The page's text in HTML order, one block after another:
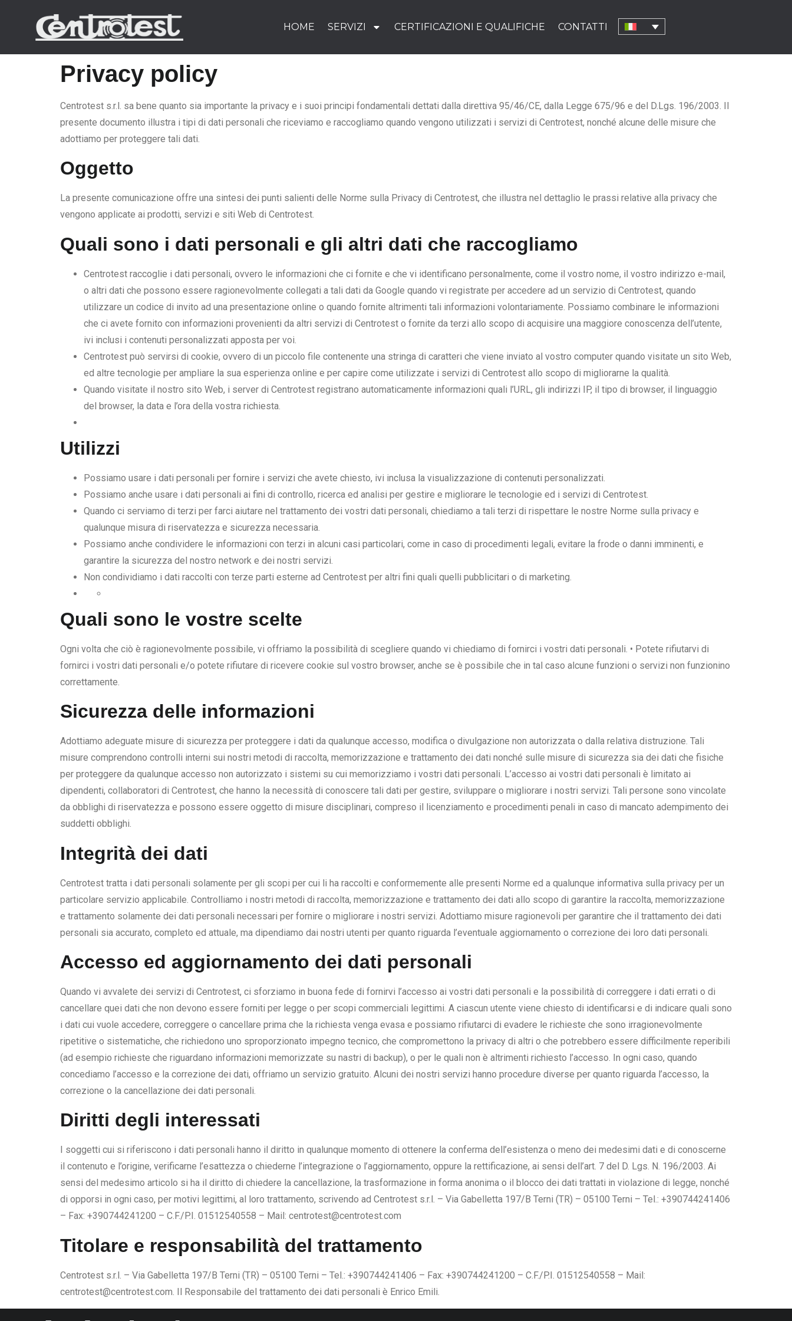
HOME SERVIZI CERTIFICAZIONI E QUALIFICHE CONTATTI
Privacy policy
Centrotest s.r.l. sa bene quanto sia importante la privacy e i suoi principi fondamentali dettati dalla direttiva 95/46/CE, dalla Legge 675/96 e del D.Lgs. 196/2003. Il
presente documento illustra i tipi di dati personali che riceviamo e raccogliamo quando vengono utilizzati i servizi di Centrotest, nonché alcune delle misure che
adottiamo per proteggere tali dati.
Oggetto
La presente comunicazione offre una sintesi dei punti salienti delle Norme sulla Privacy di Centrotest, che illustra nel dettaglio le prassi relative alla privacy che
vengono applicate ai prodotti, servizi e siti Web di Centrotest.
Quali sono i dati personali e gli altri dati che raccogliamo
Centrotest raccoglie i dati personali, ovvero le informazioni che ci fornite e che vi identificano personalmente, come il vostro nome, il vostro indirizzo e-mail,
o altri dati che possono essere ragionevolmente collegati a tali dati da Google quando vi registrate per accedere ad un servizio di Centrotest, quando
utilizzare un codice di invito ad una presentazione online o quando fornite altrimenti tali informazioni volontariamente. Possiamo combinare le informazioni
che ci avete fornito con informazioni provenienti da altri servizi di Centrotest o fornite da terzi allo scopo di acquisire una maggiore conoscenza dell’utente,
ivi inclusi i contenuti personalizzati apposta per voi.
Centrotest può servirsi di cookie, ovvero di un piccolo file contenente una stringa di caratteri che viene inviato al vostro computer quando visitate un sito Web,
ed altre tecnologie per ampliare la sua esperienza online e per capire come utilizzate i servizi di Centrotest allo scopo di migliorarne la qualità.
Quando visitate il nostro sito Web, i server di Centrotest registrano automaticamente informazioni quali l’URL, gli indirizzi IP, il tipo di browser, il linguaggio
del browser, la data e l’ora della vostra richiesta.
Utilizzi
Possiamo usare i dati personali per fornire i servizi che avete chiesto, ivi inclusa la visualizzazione di contenuti personalizzati.
Possiamo anche usare i dati personali ai fini di controllo, ricerca ed analisi per gestire e migliorare le tecnologie ed i servizi di Centrotest.
Quando ci serviamo di terzi per farci aiutare nel trattamento dei vostri dati personali, chiediamo a tali terzi di rispettare le nostre Norme sulla privacy e
qualunque misura di riservatezza e sicurezza necessaria.
Possiamo anche condividere le informazioni con terzi in alcuni casi particolari, come in caso di procedimenti legali, evitare la frode o danni imminenti, e
garantire la sicurezza del nostro network e dei nostri servizi.
Non condividiamo i dati raccolti con terze parti esterne ad Centrotest per altri fini quali quelli pubblicitari o di marketing.
Quali sono le vostre scelte
Ogni volta che ciò è ragionevolmente possibile, vi offriamo la possibilità di scegliere quando vi chiediamo di fornirci i vostri dati personali. • Potete rifiutarvi di
fornirci i vostri dati personali e/o potete rifiutare di ricevere cookie sul vostro browser, anche se è possibile che in tal caso alcune funzioni o servizi non funzionino
correttamente.
Sicurezza delle informazioni
Adottiamo adeguate misure di sicurezza per proteggere i dati da qualunque accesso, modifica o divulgazione non autorizzata o dalla relativa distruzione. Tali
misure comprendono controlli interni sui nostri metodi di raccolta, memorizzazione e trattamento dei dati nonché sulle misure di sicurezza sia dei dati che fisiche
per proteggere da qualunque accesso non autorizzato i sistemi su cui memorizziamo i vostri dati personali. L’accesso ai vostri dati personali è limitato ai
dipendenti, collaboratori di Centrotest, che hanno la necessità di conoscere tali dati per gestire, sviluppare o migliorare i nostri servizi. Tali persone sono vincolate
da obblighi di riservatezza e possono essere oggetto di misure disciplinari, compreso il licenziamento e procedimenti penali in caso di mancato adempimento dei
suddetti obblighi.
Integrità dei dati
Centrotest tratta i dati personali solamente per gli scopi per cui li ha raccolti e conformemente alle presenti Norme ed a qualunque informativa sulla privacy per un
particolare servizio applicabile. Controlliamo i nostri metodi di raccolta, memorizzazione e trattamento dei dati allo scopo di garantire la raccolta, memorizzazione
e trattamento solamente dei dati personali necessari per fornire o migliorare i nostri servizi. Adottiamo misure ragionevoli per garantire che il trattamento dei dati
personali sia accurato, completo ed attuale, ma dipendiamo dai nostri utenti per quanto riguarda l’eventuale aggiornamento o correzione dei loro dati personali.
Accesso ed aggiornamento dei dati personali
Quando vi avvalete dei servizi di Centrotest, ci sforziamo in buona fede di fornirvi l’accesso ai vostri dati personali e la possibilità di correggere i dati errati o di
cancellare quei dati che non devono essere forniti per legge o per scopi commerciali legittimi. A ciascun utente viene chiesto di identificarsi e di indicare quali sono
i dati cui vuole accedere, correggere o cancellare prima che la richiesta venga evasa e possiamo rifiutarci di evadere le richieste che sono irragionevolmente
ripetitive o sistematiche, che richiedono uno sproporzionato impegno tecnico, che compromettono la privacy di altri o che potrebbero essere difficilmente reperibili
(ad esempio richieste che riguardano informazioni memorizzate su nastri di backup), o per le quali non è altrimenti richiesto l’accesso. In ogni caso, quando
concediamo l’accesso e la correzione dei dati, offriamo un servizio gratuito. Alcuni dei nostri servizi hanno procedure diverse per quanto riguarda l’accesso, la
correzione o la cancellazione dei dati personali.
Diritti degli interessati
I soggetti cui si riferiscono i dati personali hanno il diritto in qualunque momento di ottenere la conferma dell’esistenza o meno dei medesimi dati e di conoscerne
il contenuto e l’origine, verificarne l’esattezza o chiederne l’integrazione o l’aggiornamento, oppure la rettificazione, ai sensi dell’art. 7 del D. Lgs. N. 196/2003. Ai
sensi del medesimo articolo si ha il diritto di chiedere la cancellazione, la trasformazione in forma anonima o il blocco dei dati trattati in violazione di legge, nonché
di opporsi in ogni caso, per motivi legittimi, al loro trattamento, scrivendo ad Centrotest s.r.l. – Via Gabelletta 197/B Terni (TR) – 05100 Terni – Tel.: +390744241406
– Fax: +390744241200 – C.F./P.I. 01512540558 – Mail: centrotest@centrotest.com
Titolare e responsabilità del trattamento
Centrotest s.r.l. – Via Gabelletta 197/B Terni (TR) – 05100 Terni – Tel.: +390744241406 – Fax: +390744241200 – C.F./P.I. 01512540558 – Mail:
centrotest@centrotest.com. Il Responsabile del trattamento dei dati personali è Enrico Emili.